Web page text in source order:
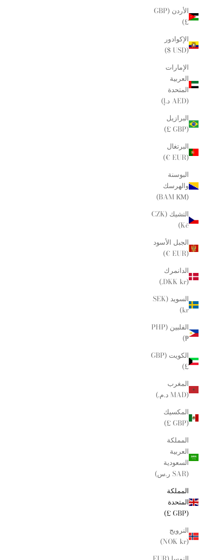
الأردن (GBP
£)
الإكوادور
(USD $)
الإمارات
العربية
المتحدة
(AED د.إ)
البرازيل
(GBP £)
البرتغال
(EUR €)
البوسنة
والهرسك
(BAM КМ)
التشيك (CZK
Kč)
الجبل الأسود
(EUR €)
الدانمرك
(DKK kr.)
السويد (SEK
kr)
الفلبين (PHP
₱)
الكويت (GBP
£)
المغرب
(MAD د.م.)
المكسيك
(GBP £)
المملكة
العربية
السعودية
(SAR ر.س)
المملكة
المتحدة
(GBP £)
النرويج
(NOK kr)